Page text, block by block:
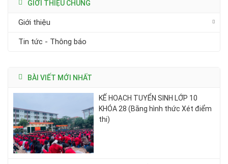
GIỚI THIỆU CHUNG
Giới thiệu
Tin tức - Thông báo
BÀI VIẾT MỚI NHẤT
KẾ HOẠCH TUYỂN SINH LỚP 10
KHÓA 28 (Bằng hình thức Xét điểm
thi)